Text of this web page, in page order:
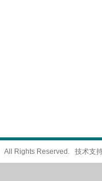
Rights Reserved. 技术支